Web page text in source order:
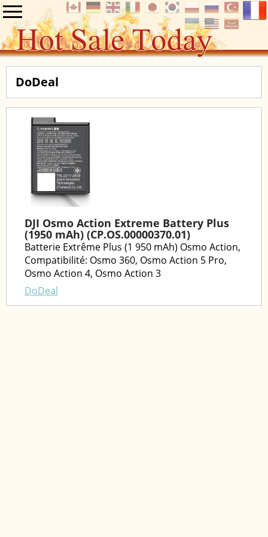
DoDeal
DJI Osmo Action Extreme Battery Plus
(1950 mAh) (CP.OS.00000370.01)
Batterie Extrême Plus (1 950 mAh) Osmo Action,
Compatibilité: Osmo 360, Osmo Action 5 Pro,
Osmo Action 4, Osmo Action 3
DoDeal